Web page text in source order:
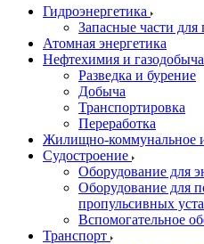
Гидроэнергетика
Запасные части для
Атомная энергетика
Нефтехимия и газодобыча
Разведка и бурение
Добыча
Транспортировка
Переработка
Жилищно-коммунальное и
Судостроение
Оборудование для
Оборудование для
пропульсивных
Вспомогательное
Транспорт